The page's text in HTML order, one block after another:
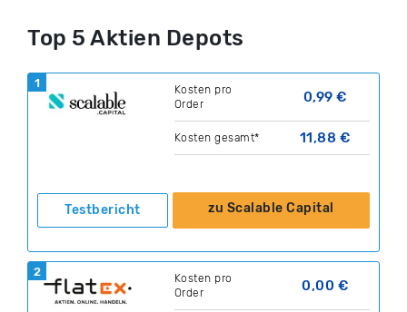
Top 5 Aktien Depots
1
Kosten pro
Order
0,99 €
Kosten gesamt* 11,88 €
Testbericht zu Scalable Capital
2
Kosten pro
Order
0,00 €